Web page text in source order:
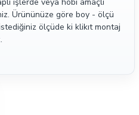
Ürününüze göre boy - ölçü
ölçüde ki klikıt montaj